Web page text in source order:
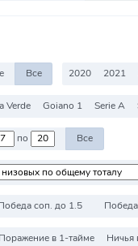
Все 2020 2021
Verde Goiano 1 Serie A
по Все
соп. до 1.5
Поражение в 1-тайме Ничья